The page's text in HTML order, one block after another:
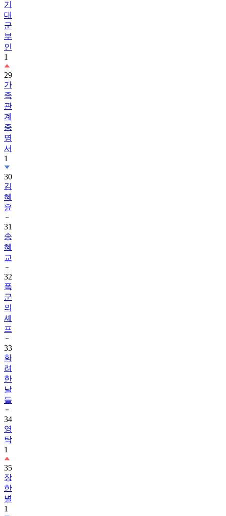
기
대
군
부
인
1
29
가
족
관
계
증
명
서
1
30
김
혜
윤
31
송
혜
교
32
폭
군
의
셰
프
33
화
려
한
날
들
34
영
탁
1
35
장
한
별
1